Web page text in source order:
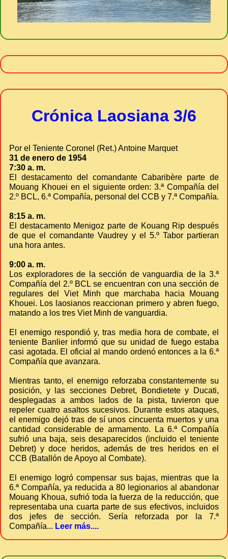
Crónica Laosiana 3/6
Por el Teniente Coronel (Ret.) Antoine Marquet
31 de enero de 1954
7:30 a. m.
El destacamento del comandante Cabaribère parte de
Mouang Khouei en el siguiente orden: 3.ª Compañía del
2.º BCL, 6.ª Compañía, personal del CCB y 7.ª Compañía.
8:15 a. m.
El destacamento Menigoz parte de Kouang Rip después
de que el comandante Vaudrey y el 5.º Tabor partieran
una hora antes.
9:00 a. m.
Los exploradores de la sección de vanguardia de la 3.ª
Compañía del 2.º BCL se encuentran con una sección de
regulares del Viet Minh que marchaba hacia Mouang
Khouei. Los laosianos reaccionan primero y abren fuego,
matando a los tres Viet Minh de vanguardia.
El enemigo respondió y, tras media hora de combate, el
teniente Banlier informó que su unidad de fuego estaba
casi agotada. El oficial al mando ordenó entonces a la 6.ª
Compañía que avanzara.
Mientras tanto, el enemigo reforzaba constantemente su
posición, y las secciones Debret, Bondietete y Ducati,
desplegadas a ambos lados de la pista, tuvieron que
repeler cuatro asaltos sucesivos. Durante estos ataques,
el enemigo dejó tras de sí unos cincuenta muertos y una
cantidad considerable de armamento. La 6.ª Compañía
sufrió una baja, seis desaparecidos (incluido el teniente
Debret) y doce heridos, además de tres heridos en el
CCB (Batallón de Apoyo al Combate).
El enemigo logró compensar sus bajas, mientras que la
6.ª Compañía, ya reducida a 80 legionarios al abandonar
Mouang Khoua, sufrió toda la fuerza de la reducción, que
representaba una cuarta parte de sus efectivos, incluidos
dos jefes de sección. Sería reforzada por la 7.ª
Compañía... Leer más....